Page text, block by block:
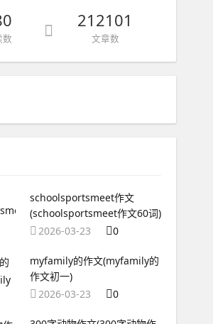
数
212101
文章数
schoolsportsmeet作文
(schoolsportsmeet作文60词)
2026-03-23
0
myfamily的作文(myfamily的
作文初一)
2026-03-23
0